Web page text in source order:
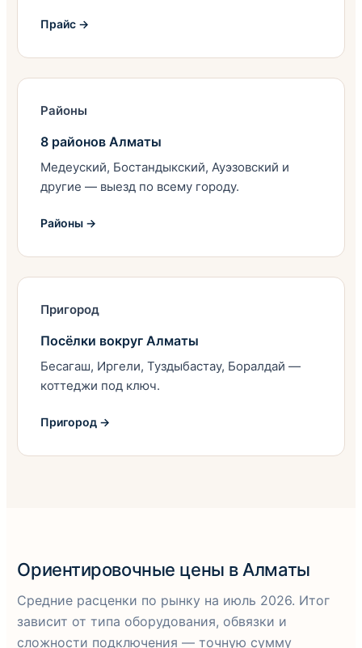
Прайс →
Районы
8 районов Алматы
Медеуский, Бостандыкский, Ауэзовский и
другие — выезд по всему городу.
Районы →
Пригород
Посёлки вокруг Алматы
Бесагаш, Иргели, Туздыбастау, Боралдай —
коттеджи под ключ.
Пригород →
Ориентировочные цены в Алматы
Средние расценки по рынку на июль 2026. Итог
зависит от типа оборудования, обвязки и
сложности подключения — точную сумму